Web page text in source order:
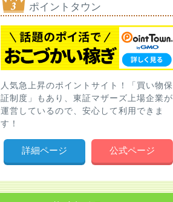
ポイントタウン
人気急上昇のポイントサイト！「買い物保
証制度」もあり、東証マザーズ上場企業が
運営しているので、安心して利用できま
す！
詳細ページ 公式ページ